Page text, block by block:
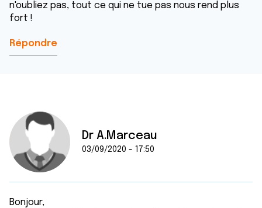
n'oubliez pas, tout ce qui ne tue pas nous rend plus
fort !
Répondre
Dr A.Marceau
03/09/2020 - 17:50
Bonjour,